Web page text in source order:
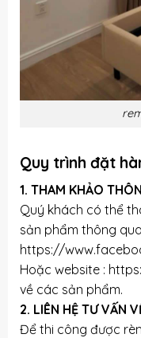
Quy trình đặt
1. THAM KHẢO
Quý khách có thể
sản phẩm thông
https://
Hoặc website :
về các sản phẩm.
2. LIÊN HỆ TƯ VẤN
Để thi công được